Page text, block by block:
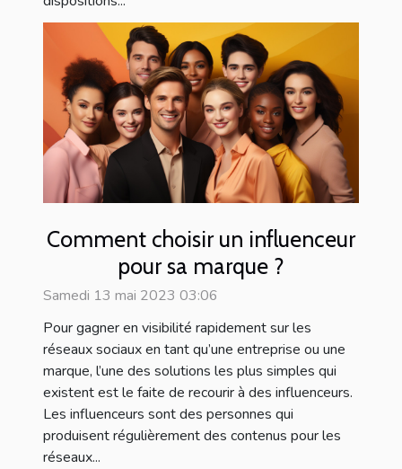
Comment choisir un influenceur
pour sa marque ?
Samedi 13 mai 2023 03:06
Pour gagner en visibilité rapidement sur les
réseaux sociaux en tant qu’une entreprise ou une
marque, l’une des solutions les plus simples qui
existent est le faite de recourir à des influenceurs.
Les influenceurs sont des personnes qui
produisent régulièrement des contenus pour les
réseaux...